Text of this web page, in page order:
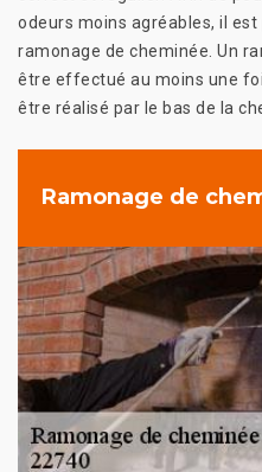
odeurs moins agréables, il
ramonage de cheminée. Un
être effectué au moins une
être réalisé par le bas de la
Ramonage de